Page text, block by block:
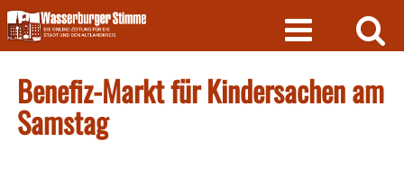
Skip
to
content
Benefiz-Markt für Kindersachen am
Samstag